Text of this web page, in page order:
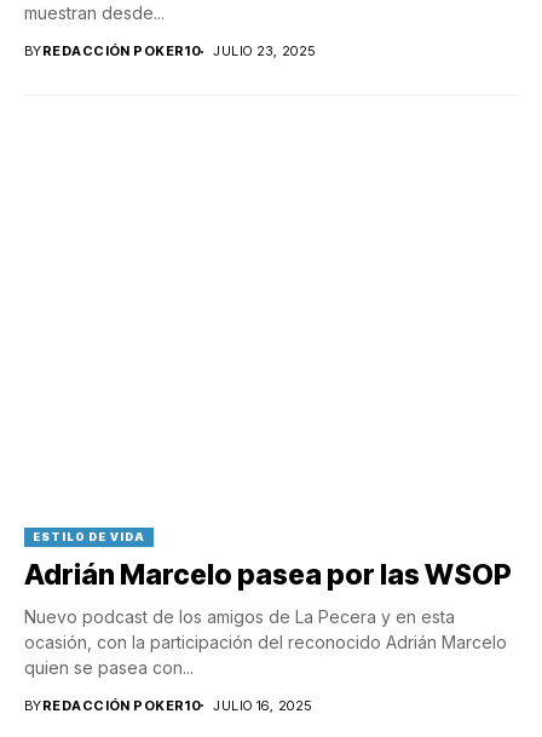
muestran desde...
BYREDACCIÓN POKER10 JULIO 23, 2025
ESTILO DE VIDA
Adrián Marcelo pasea por las WSOP
Nuevo podcast de los amigos de La Pecera y en esta
ocasión, con la participación del reconocido Adrián Marcelo
quien se pasea con...
BYREDACCIÓN POKER10 JULIO 16, 2025